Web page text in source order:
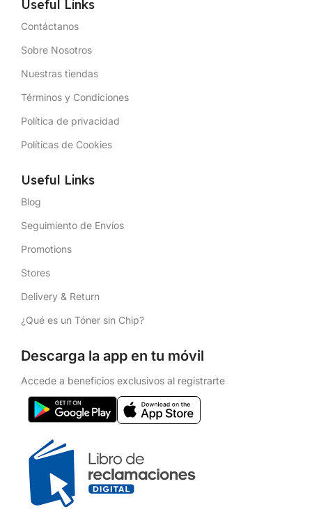
Useful Links
Contáctanos
Sobre Nosotros
Nuestras tiendas
Términos y Condiciones
Política de privacidad
Políticas de Cookies
Useful Links
Blog
Seguimiento de Envíos
Promotions
Stores
Delivery & Return
¿Qué es un Tóner sin Chip?
Descarga la app en tu móvil
Accede a beneficios exclusivos al registrarte